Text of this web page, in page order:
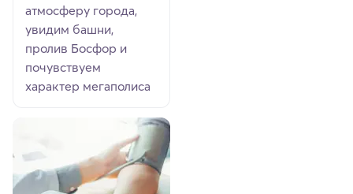
атмосферу города,
увидим башни,
пролив Босфор и
почувствуем
характер мегаполиса